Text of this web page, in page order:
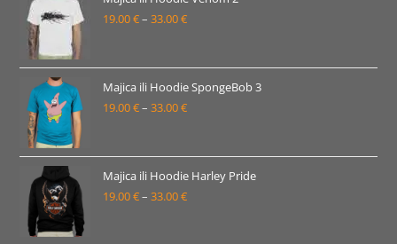
do
19.00€– 33.00€Raspon
19.00 €
do
Majica ili Hoodie SpongeBob 3
19.00€– 33.00€Raspon
19.00 €
do
Majica ili Hoodie Harley Pride
19.00€– 33.00€Raspon